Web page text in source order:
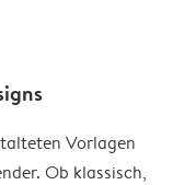
Vorlagen
Ob klassisch,